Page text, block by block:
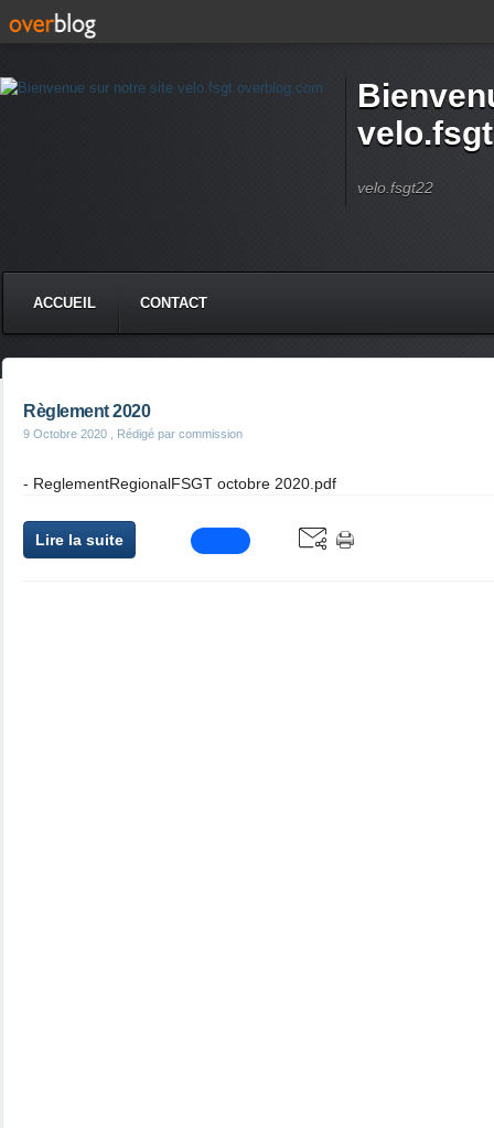
velo.fsgt22
ACCUEIL CONTACT
Règlement 2020
9 Octobre 2020 , Rédigé par commission
- ReglementRegionalFSGT octobre 2020.pdf
Lire la suite